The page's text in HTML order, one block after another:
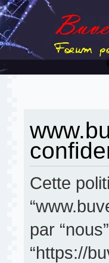
Cette
par
“https://